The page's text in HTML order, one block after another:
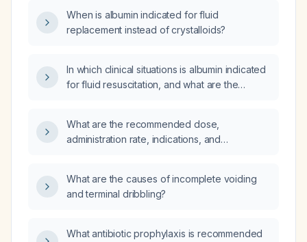
When is albumin indicated for fluid
replacement instead of crystalloids?
In which clinical situations is albumin indicated
for fluid resuscitation, and what are the
What are the recommended dose,
administration rate, indications, and
(5% solution)?
What are the causes of incomplete voiding
and terminal dribbling?
What antibiotic prophylaxis is recommended